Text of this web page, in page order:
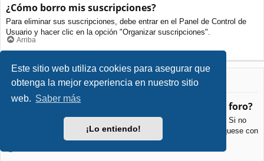
Este sitio web utiliza cookies para asegurar que
obtenga la mejor experiencia en nuestro sitio
web. Saber más
¡Lo entiendo!
¿Cómo borro mis suscripciones?
Para eliminar sus suscripciones, debe entrar en el Panel de Control de
Usuario y hacer clic en la opción "Organizar suscripciones".
Arriba
Archivos Adjuntos
¿Qué archivos adjuntos son permitidos en este foro?
Cada foro puede permitir o no ciertos tipos de archivos adjuntos. Si no
está seguro de que tipos de archivos se pueden cargar, comuníquese con
La Administración para obtener más información.